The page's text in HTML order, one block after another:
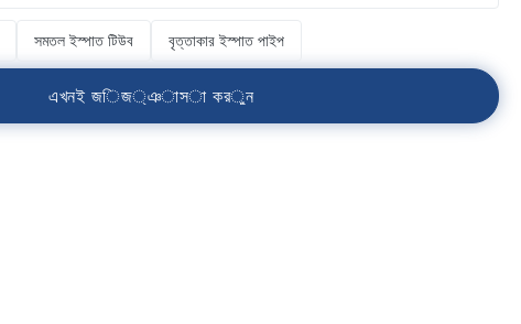
সমতল ইস্পাত টিউব বৃত্তাকার ইস্পাত পাইপ
এখনই জিজ্ঞাসা করুন